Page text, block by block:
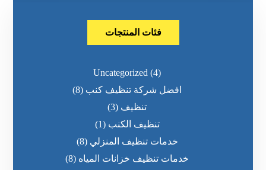
فئات المنتجات
Uncategorized (4)
افضل شركة تنظيف كنب (8)
تنظيف (3)
تنظيف الكنب (1)
خدمات تنظيف المنزلي (8)
خدمات تنظيف خزانات المياه (8)